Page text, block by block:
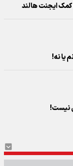
یا نه!
نیست!